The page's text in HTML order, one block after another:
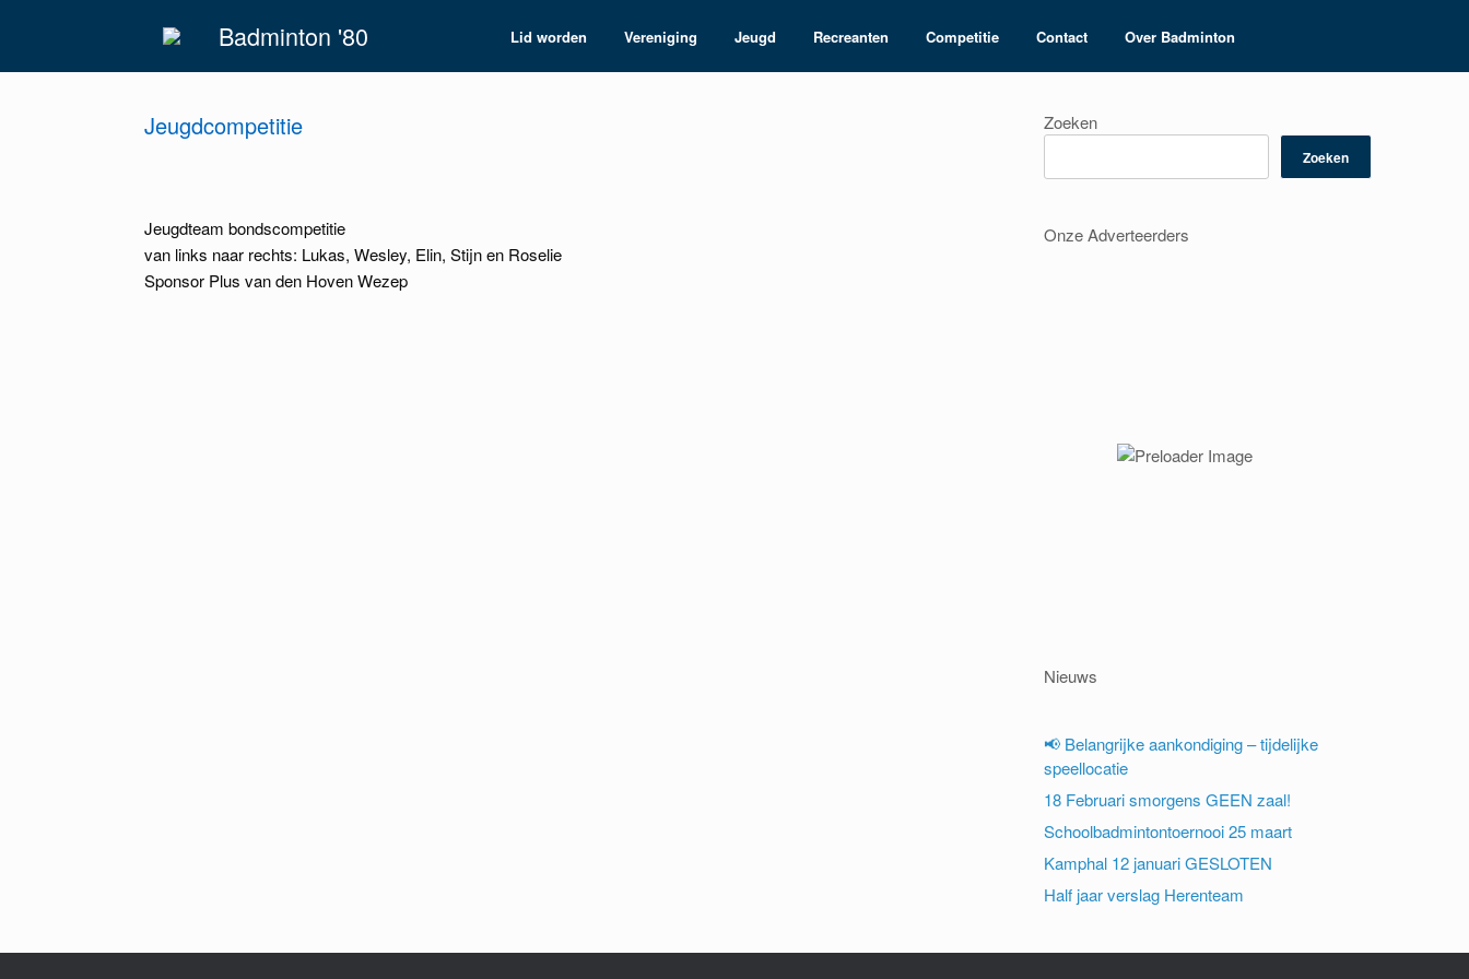
Badminton '80 Lid worden Vereniging Jeugd Recreanten Competitie Contact Over Badminton
Jeugdcompetitie
Jeugdteam bondscompetitie
van links naar rechts: Lukas, Wesley, Elin, Stijn en Roselie
Sponsor Plus van den Hoven Wezep
Zoeken
Zoeken
Onze Adverteerders
Nieuws
📢 Belangrijke aankondiging – tijdelijke
speellocatie
18 Februari smorgens GEEN zaal!
Schoolbadmintontoernooi 25 maart
Kamphal 12 januari GESLOTEN
Half jaar verslag Herenteam